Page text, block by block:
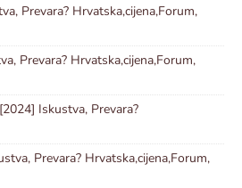
Prevara? Hrvatska,cijena,Forum,
Prevara? Hrvatska,cijena,Forum,
[2024] Iskustva, Prevara?
Prevara? Hrvatska,cijena,Forum,